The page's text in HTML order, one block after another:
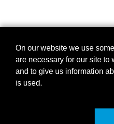
On our website we use
are necessary for our site to
and to give us information
is used.